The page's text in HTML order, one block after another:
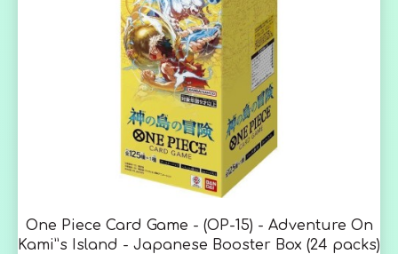
One Piece Card Game - (OP-15) - Adventure On
Kami”s Island - Japanese Booster Box (24 packs)